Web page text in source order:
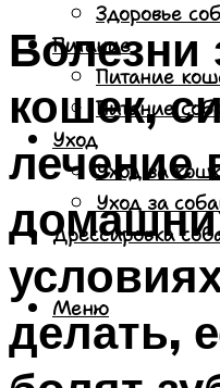
Здоровье
Питание
Питание
Питание
Уход
Уход за
Уход за
Дрессировка
Меню
Болезни
кошек,
лечение
делать,